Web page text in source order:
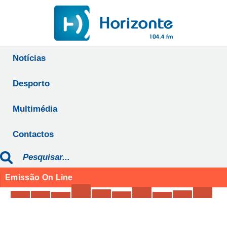
Notícias
Desporto
Multimédia
Contactos
Emissão On Line